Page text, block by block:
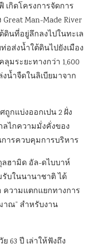
เกิดโครงการจัดการ
Man-Made River
นที่อยู่ลึกลงไปในทะเล
อส่งน้ำใต้ดินไปยังเมือง
มระยะทางกว่า 1,600
น้ำจืดในลิเบียมาจาก
กแบ่งออกเปน 2 ฝั่ง
ลไกความมั่งคั่งของ
การควบคุมการบริหาร
ฮามิด อัล-ดไบบาห์
บในนานาชาติ ได้
ความแตกแยกทางการ
าณ” สำหรับงาน
63 ปี เล่าให้ฟังถึง